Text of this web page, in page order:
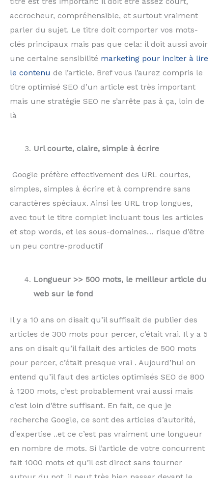
accrocheur, compréhensible, et surtout vraiment
parler du sujet. Le titre doit comporter vos mots-
clés principaux mais pas que cela: il doit aussi avoir
une certaine sensibilité marketing pour inciter à lire
le contenu de l’article. Bref vous l’aurez compris le
titre optimisé SEO d’un article est très important
mais une stratégie SEO ne s’arrête pas à ça, loin de
là
Url courte, claire, simple à écrire
Google préfère effectivement des URL courtes,
simples, simples à écrire et à comprendre sans
caractères spéciaux. Ainsi les URL trop longues,
avec tout le titre complet incluant tous les articles
et stop words, et les sous-domaines… risque d’être
un peu contre-productif
Longueur >> 500 mots, le meilleur article du
web sur le fond
Il y a 10 ans on disait qu’il suffisait de publier des
articles de 300 mots pour percer, c’était vrai. Il y a 5
ans on disait qu’il fallait des articles de 500 mots
pour percer, c’était presque vrai . Aujourd’hui on
entend qu’il faut des articles optimisés SEO de 800
à 1200 mots, c’est probablement vrai aussi mais
c’est loin d’être suffisant. En fait, ce que je
recherche Google, ce sont des articles d’autorité,
d’expertise ..et ce c’est pas vraiment une longueur
en nombre de mots. Si l’article de votre concurrent
fait 1000 mots et qu’il est direct sans tourner